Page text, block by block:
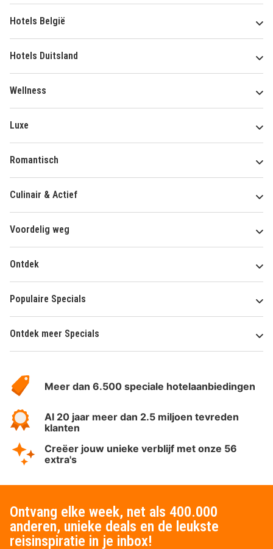
Hotels België
Hotels Duitsland
Wellness
Luxe
Romantisch
Culinair & Actief
Voordelig weg
Ontdek
Populaire Specials
Ontdek meer Specials
HotelSpecials
Meer dan 6.500 speciale hotelaanbiedingen
Al 20 jaar meer dan 2.5 miljoen tevreden
klanten
Creëer jouw unieke verblijf met onze 56
extra's
Ontvang elke week, net als 400.000
anderen, unieke deals en de leukste
reisinspiratie in je inbox!